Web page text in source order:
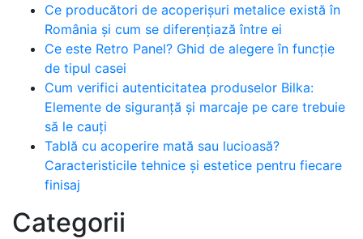
Ce producători de acoperișuri metalice există în
România și cum se diferențiază între ei
Ce este Retro Panel? Ghid de alegere în funcție
de tipul casei
Cum verifici autenticitatea produselor Bilka:
Elemente de siguranță și marcaje pe care trebuie
să le cauți
Tablă cu acoperire mată sau lucioasă?
Caracteristicile tehnice și estetice pentru fiecare
finisaj
Categorii